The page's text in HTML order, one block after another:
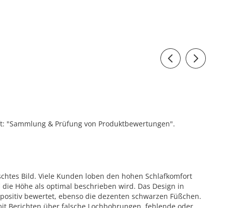
& Prüfung von Produktbewertungen".
Bild. Viele Kunden loben den hohen Schlafkomfort
Höhe als optimal beschrieben wird. Das Design in
bewertet, ebenso die dezenten schwarzen Füßchen.
Berichten über falsche Lochbohrungen, fehlende oder